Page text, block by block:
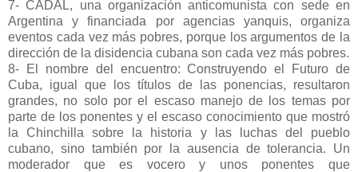
7- CADAL, una organización anticomunista con sede en
Argentina y financiada por agencias yanquis, organiza
eventos cada vez más pobres, porque los argumentos de la
dirección de la disidencia cubana son cada vez más pobres.
8- El nombre del encuentro: Construyendo el Futuro de
Cuba, igual que los títulos de las ponencias, resultaron
grandes, no solo por el escaso manejo de los temas por
parte de los ponentes y el escaso conocimiento que mostró
la Chinchilla sobre la historia y las luchas del pueblo
cubano, sino también por la ausencia de tolerancia. Un
moderador que es vocero y unos ponentes que